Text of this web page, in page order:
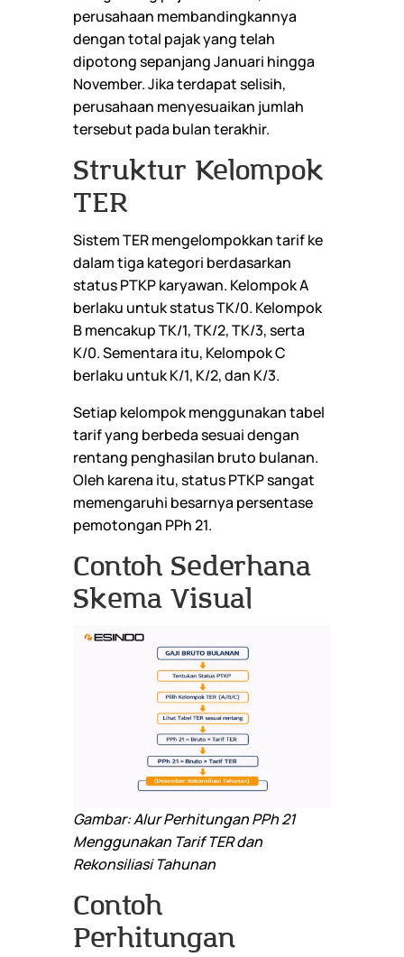
perusahaan membandingkannya
dengan total pajak yang telah
dipotong sepanjang Januari hingga
November. Jika terdapat selisih,
perusahaan menyesuaikan jumlah
tersebut pada bulan terakhir.
Struktur Kelompok
TER
Sistem TER mengelompokkan tarif ke
dalam tiga kategori berdasarkan
status PTKP karyawan. Kelompok A
berlaku untuk status TK/0. Kelompok
B mencakup TK/1, TK/2, TK/3, serta
K/0. Sementara itu, Kelompok C
berlaku untuk K/1, K/2, dan K/3.
Setiap kelompok menggunakan tabel
tarif yang berbeda sesuai dengan
rentang penghasilan bruto bulanan.
Oleh karena itu, status PTKP sangat
memengaruhi besarnya persentase
pemotongan PPh 21.
Contoh Sederhana
Skema Visual
Gambar: Alur Perhitungan PPh 21
Menggunakan Tarif TER dan
Rekonsiliasi Tahunan
Contoh
Perhitungan